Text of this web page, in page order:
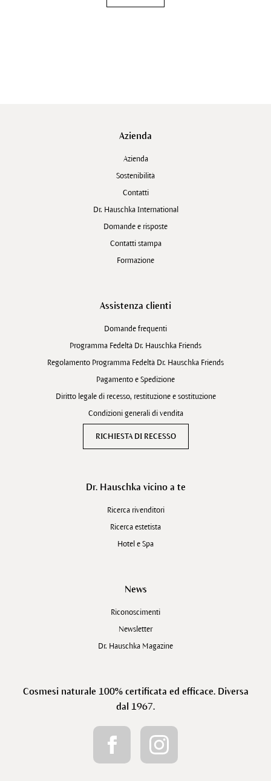
Azienda
Azienda
Sostenibilità
Contatti
Dr. Hauschka International
Domande e risposte
Contatti stampa
Formazione
Assistenza clienti
Domande frequenti
Programma Fedeltà Dr. Hauschka Friends
Regolamento Programma Fedeltà Dr. Hauschka Friends
Pagamento e Spedizione
Diritto legale di recesso, restituzione e sostituzione
Condizioni generali di vendita
RICHIESTA DI RECESSO
Dr. Hauschka vicino a te
Ricerca rivenditori
Ricerca estetista
Hotel e Spa
News
Riconoscimenti
Newsletter
Dr. Hauschka Magazine
Cosmesi naturale 100% certificata ed efficace. Diversa
dal 1967.